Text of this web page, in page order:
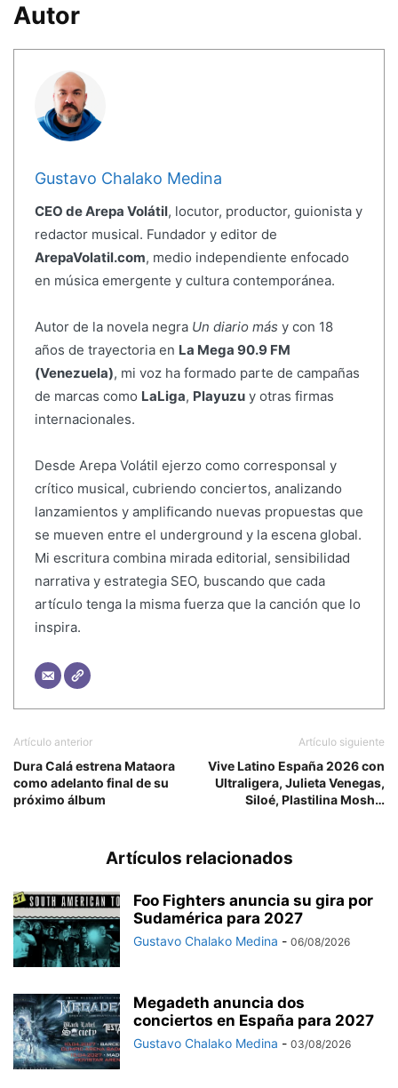
Autor
Gustavo Chalako Medina
CEO de Arepa Volátil, locutor, productor, guionista y
redactor musical. Fundador y editor de
ArepaVolatil.com, medio independiente enfocado
en música emergente y cultura contemporánea.
Autor de la novela negra Un diario más y con 18
años de trayectoria en La Mega 90.9 FM
(Venezuela), mi voz ha formado parte de campañas
de marcas como LaLiga, Playuzuy otras firmas
internacionales.
Desde Arepa Volátil ejerzo como corresponsal y
crítico musical, cubriendo conciertos, analizando
lanzamientos y amplificando nuevas propuestas que
se mueven entre el underground y la escena global.
Mi escritura combina mirada editorial, sensibilidad
narrativa y estrategia SEO, buscando que cada
artículo tenga la misma fuerza que la canción que lo
inspira.
Artículo anterior
Dura Calá estrena Mataora
como adelanto final de su
próximo álbum
Artículo siguiente
Vive Latino España 2026 con
Ultraligera, Julieta Venegas,
Siloé, Plastilina Mosh…
Artículos relacionados
Foo Fighters anuncia su gira por
Sudamérica para 2027
Gustavo Chalako Medina - 06/08/2026
Megadeth anuncia dos
conciertos en España para 2027
Gustavo Chalako Medina - 03/08/2026